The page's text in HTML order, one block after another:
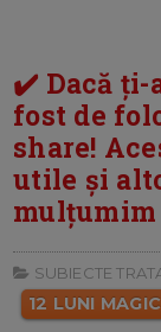
✔️ Dacă ți-
fost de
share!
utile și
SUBIECTE
12 LUNI